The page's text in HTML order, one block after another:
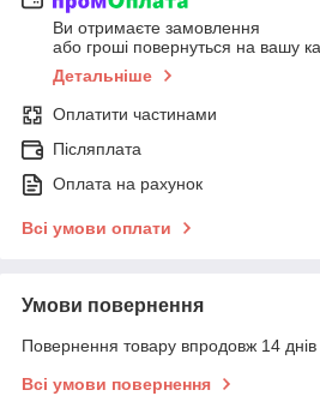
Ви отримаєте замовлення
або гроші повернуться на вашу
Детальніше
Оплатити частинами
Післяплата
Оплата на рахунок
Всі умови оплати
Умови повернення
Повернення товару впродовж 14 днів
Всі умови повернення